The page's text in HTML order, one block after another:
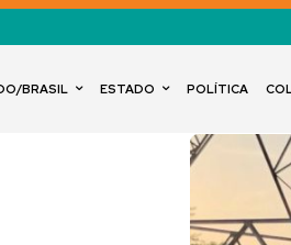
BRASIL ESTADO POLÍTICA